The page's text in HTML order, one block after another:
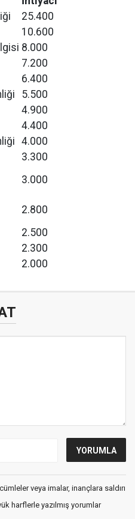
25.400
10.600
8.000
7.200
6.400
5.500
4.900
4.400
4.000
3.300
3.000
2.800
2.500
2.300
2.000
veya imalar, inançlara saldırı
harflerle yazılmış yorumlar